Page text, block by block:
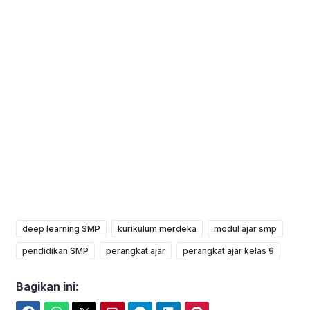
deep learning SMP kurikulum merdeka modul ajar smp
pendidikan SMP perangkat ajar perangkat ajar kelas 9
Bagikan ini: